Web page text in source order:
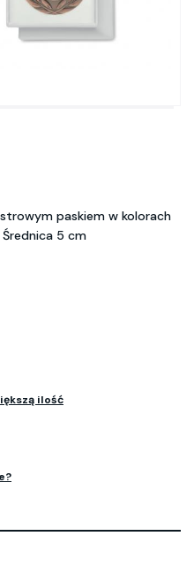
paskiem w kolorach
5 cm
ilość